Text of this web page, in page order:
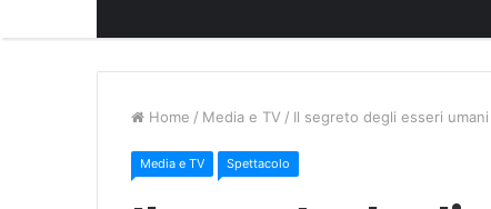
Home / Media e TV / Il segreto degli esseri umani
Media e TV Spettacolo